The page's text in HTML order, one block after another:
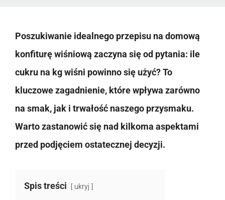
Poszukiwanie idealnego przepisu na domową
konfiturę wiśniową zaczyna się od pytania: ile
cukru na kg wiśni powinno się użyć? To
kluczowe zagadnienie, które wpływa zarówno
na smak, jak i trwałość naszego przysmaku.
Warto zastanowić się nad kilkoma aspektami
przed podjęciem ostatecznej decyzji.
Spis treści ukryj